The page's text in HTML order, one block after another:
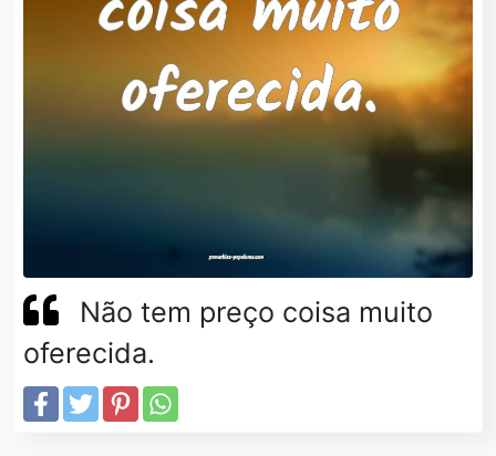
Não tem preço coisa muito
oferecida.